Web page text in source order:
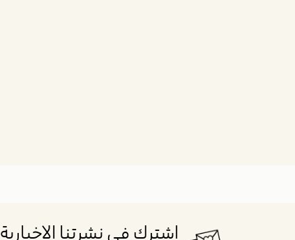
اشترك في نشرتنا الإخبارية